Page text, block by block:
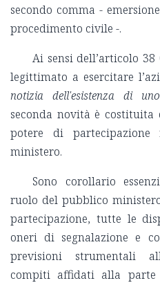
secondo comma -
procedimento civile -.
Ai sensi dell’articolo
legittimato a esercitare
notizia dell'esistenza di
seconda novità è costituita
potere di
ministero.
Sono corollario
ruolo del pubblico
partecipazione, tutte le
oneri di segnalazione e
previsioni strumentali
compiti affidati alla parte